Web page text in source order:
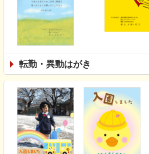
転勤・異動はがき